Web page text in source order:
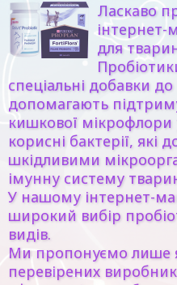
Ласкаво
інтернет-
для
спеціальні добавки
допомагають
кишкової
корисні бактерії, які
шкідливими
імунну систему
У нашому інтернет-
широкий вибір
видів.
Ми пропонуємо лише
перевірених